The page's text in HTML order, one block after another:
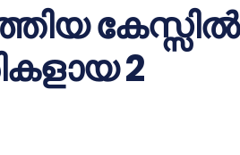
കേസ്സിൽ
2